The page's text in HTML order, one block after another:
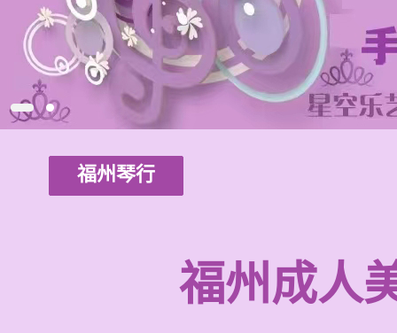
福州琴行
福州成人